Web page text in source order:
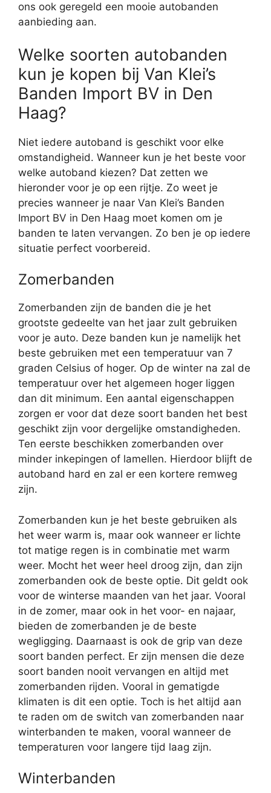
ons ook geregeld een mooie autobanden
aanbieding aan.
Welke soorten autobanden
kun je kopen bij Van Klei’s
Banden Import BV in Den
Haag?
Niet iedere autoband is geschikt voor elke
omstandigheid. Wanneer kun je het beste voor
welke autoband kiezen? Dat zetten we
hieronder voor je op een rijtje. Zo weet je
precies wanneer je naar Van Klei’s Banden
Import BV in Den Haag moet komen om je
banden te laten vervangen. Zo ben je op iedere
situatie perfect voorbereid.
Zomerbanden
Zomerbanden zijn de banden die je het
grootste gedeelte van het jaar zult gebruiken
voor je auto. Deze banden kun je namelijk het
beste gebruiken met een temperatuur van 7
graden Celsius of hoger. Op de winter na zal de
temperatuur over het algemeen hoger liggen
dan dit minimum. Een aantal eigenschappen
zorgen er voor dat deze soort banden het best
geschikt zijn voor dergelijke omstandigheden.
Ten eerste beschikken zomerbanden over
minder inkepingen of lamellen. Hierdoor blijft de
autoband hard en zal er een kortere remweg
zijn.
Zomerbanden kun je het beste gebruiken als
het weer warm is, maar ook wanneer er lichte
tot matige regen is in combinatie met warm
weer. Mocht het weer heel droog zijn, dan zijn
zomerbanden ook de beste optie. Dit geldt ook
voor de winterse maanden van het jaar. Vooral
in de zomer, maar ook in het voor- en najaar,
bieden de zomerbanden je de beste
wegligging. Daarnaast is ook de grip van deze
soort banden perfect. Er zijn mensen die deze
soort banden nooit vervangen en altijd met
zomerbanden rijden. Vooral in gematigde
klimaten is dit een optie. Toch is het altijd aan
te raden om de switch van zomerbanden naar
winterbanden te maken, vooral wanneer de
temperaturen voor langere tijd laag zijn.
Winterbanden